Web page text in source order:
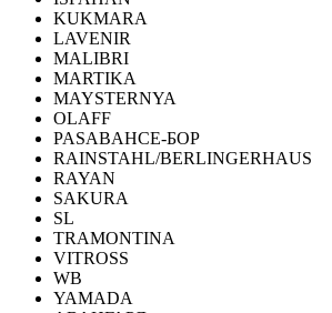
KUKMARA
LAVENIR
MALIBRI
MARTIKA
MAYSTERNYA
OLAFF
PASABAHCE-БОР
RAINSTAHL/BERLINGERHAUS
RAYAN
SAKURA
SL
TRAMONTINA
VITROSS
WB
YAMADA